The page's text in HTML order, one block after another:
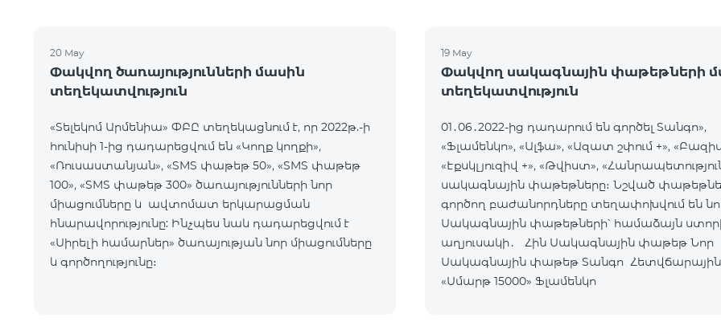
20 May
Փակվող ծառայությունների մասին
տեղեկատվություն
«Տելեկոմ Արմենիա» ՓԲԸ տեղեկացնում է, որ 2022թ.-ի
հունիսի 1-ից դադարեցվում են «Կողք կողքի»,
«Ռուսաստանյան», «SMS փաթեթ 50», «SMS փաթեթ
100», «SMS փաթեթ 300» ծառայությունների նոր
միացումները և ավտոմատ երկարացման
հնարավորությունը: Ինչպես նաև դադարեցվում է
«Սիրելի համարներ» ծառայության նոր միացումները
և գործողությունը։
19 May
Փակվող սակագնային փաթեթների
տեղեկատվություն
01․06․2022-ից դադարում են գործել Տանգո»,
«Ֆլամենկո», «Ալֆա», «Ազատ շփում +»,
«Էքսկլյուզիվ +», «Թվիստ»,
սակագնային փաթեթները։ Նշված
գործող բաժանորդները տեղափոխվում են
Սակագնային փաթեթների՝ համաձայն
աղյուսակի․ Հին Սակագնային փաթեթ Նոր
Սակագնային փաթեթ Տանգո Հետվճարային
«Սմարթ 15000» Ֆլամենկո